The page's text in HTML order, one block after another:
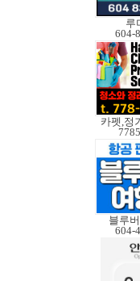
루
604-
카펫,정
블루
604-